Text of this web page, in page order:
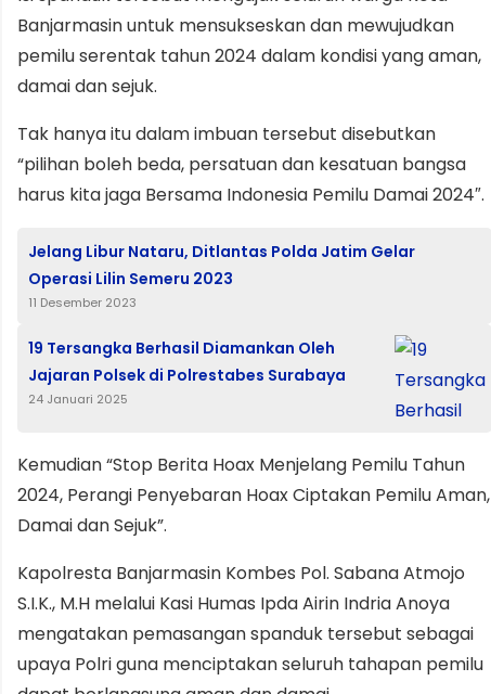
Banjarmasin untuk mensukseskan dan mewujudkan
pemilu serentak tahun 2024 dalam kondisi yang aman,
damai dan sejuk.
Tak hanya itu dalam imbuan tersebut disebutkan
“pilihan boleh beda, persatuan dan kesatuan bangsa
harus kita jaga Bersama Indonesia Pemilu Damai 2024″.
Jelang Libur Nataru, Ditlantas Polda Jatim Gelar
Operasi Lilin Semeru 2023
11 Desember 2023
19 Tersangka Berhasil Diamankan Oleh
Jajaran Polsek di Polrestabes Surabaya
24 Januari 2025
Kemudian “Stop Berita Hoax Menjelang Pemilu Tahun
2024, Perangi Penyebaran Hoax Ciptakan Pemilu Aman,
Damai dan Sejuk”.
Kapolresta Banjarmasin Kombes Pol. Sabana Atmojo
S.I.K., M.H melalui Kasi Humas Ipda Airin Indria Anoya
mengatakan pemasangan spanduk tersebut sebagai
upaya Polri guna menciptakan seluruh tahapan pemilu